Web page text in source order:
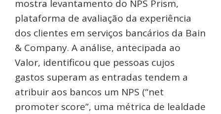
mostra levantamento do NPS Prism,
plataforma de avaliação da experiência
dos clientes em serviços bancários da Bain
& Company. A análise, antecipada ao
Valor, identificou que pessoas cujos
gastos superam as entradas tendem a
atribuir aos bancos um NPS (“net
promoter score”, uma métrica de lealdade